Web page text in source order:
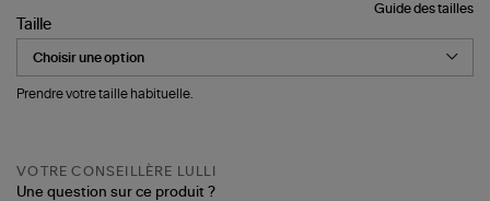
Oeko
Tex
Guide des tailles
Taille
Prendre votre taille habituelle.
VOTRE CONSEILLÈRE LULLI
Une question sur ce produit ?